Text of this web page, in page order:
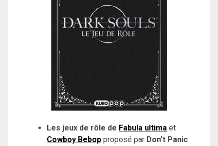
Les jeux de rôle de Fabula ultima et
Cowboy Bebop proposé par Don’t Panic